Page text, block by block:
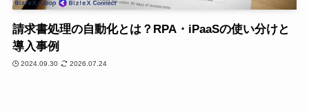
請求書処理の自動化とは？RPA・iPaaSの使い分けと
導入事例
2024.09.30 2026.07.24